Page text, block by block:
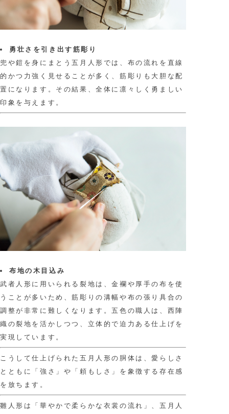
勇壮さを引き出す筋彫り
兜や鎧を身にまとう五月人形では、布の流れを直線
的かつ力強く見せることが多く、筋彫りも大胆な配
置になります。その結果、全体に凛々しく勇ましい
印象を与えます。
布地の木目込み
武者人形に用いられる裂地は、金襴や厚手の布を使
うことが多いため、筋彫りの溝幅や布の張り具合の
調整が非常に難しくなります。五色の職人は、西陣
織の裂地を活かしつつ、立体的で迫力ある仕上げを
実現しています。
こうして仕上げられた五月人形の胴体は、愛らしさ
とともに「強さ」や「頼もしさ」を象徴する存在感
を放ちます。
雛人形は「華やかで柔らかな衣裳の流れ」、五月人